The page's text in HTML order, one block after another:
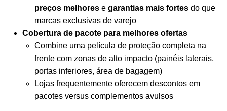
preços melhores e garantias mais fortes do que
marcas exclusivas de varejo
Cobertura de pacote para melhores ofertas
Combine uma película de proteção completa na
frente com zonas de alto impacto (painéis laterais,
portas inferiores, área de bagagem)
Lojas frequentemente oferecem descontos em
pacotes versus complementos avulsos